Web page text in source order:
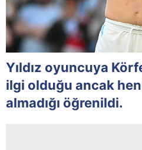
Yıldız oyuncuya
ilgi olduğu ancak
almadığı öğrenildi.